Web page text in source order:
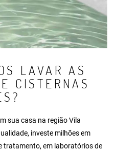
LAVAR AS
CISTERNAS
sua casa na região Vila
investe milhões em
tratamento, em laboratórios de